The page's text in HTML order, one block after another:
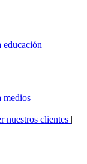
medios
nuestros clientes |